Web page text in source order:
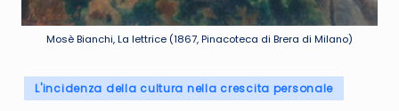
Mosè Bianchi, La lettrice (1867, Pinacoteca di Brera di Milano)
Posted
in
L'incidenza della cultura nella crescita personale